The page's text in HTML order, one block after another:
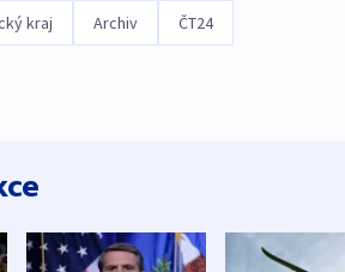
kraj Archiv ČT24